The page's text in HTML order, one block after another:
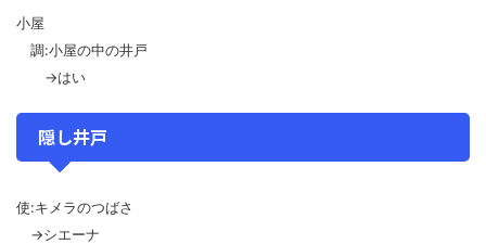
小屋
調:小屋の中の井戸
→はい
隠し井戸
使:キメラのつばさ
→シエーナ